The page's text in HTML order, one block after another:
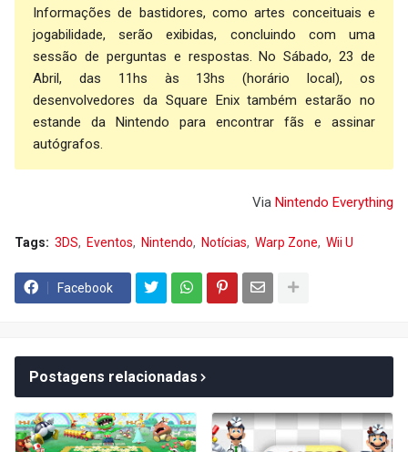
Informações de bastidores, como artes conceituais e
jogabilidade, serão exibidas, concluindo com uma
sessão de perguntas e respostas. No Sábado, 23 de
Abril, das 11hs às 13hs (horário local), os
desenvolvedores da Square Enix também estarão no
estande da Nintendo para encontrar fãs e assinar
autógrafos.
Via Nintendo Everything
Tags: 3DS Eventos Nintendo Notícias Warp Zone Wii U
Facebook
Postagens relacionadas